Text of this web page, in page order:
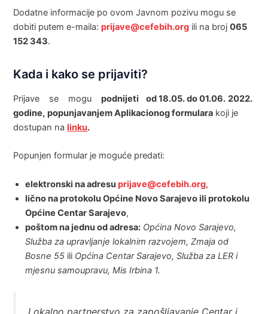
Dodatne informacije po ovom Javnom pozivu mogu se
dobiti putem e-maila:prijave@cefebih.org ili na broj065
152 343.
Kada i kako se prijaviti?
Prijave se mogupodnijeti od 18.05. do 01.06. 2022.
godine, popunjavanjem Aplikacionog formulara koji je
dostupan nalinku.
Popunjen formular je moguće predati:
elektronski na adresuprijave@cefebih.org,
lično na protokolu Općine Novo Sarajevo ili protokolu
Općine Centar Sarajevo,
poštom na jednu od adresa: Općina Novo Sarajevo,
Služba za upravljanje lokalnim razvojem, Zmaja od
Bosne 55 ili Općina Centar Sarajevo, Služba za LER i
mjesnu samoupravu, Mis Irbina 1.
Lokalno partnerstvo za zapošljavanje Centar i